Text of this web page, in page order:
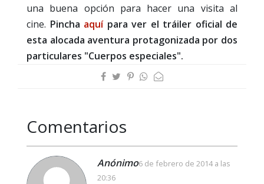
una buena opción para hacer una visita al
cine. Pincha aquí para ver el tráiler oficial de
esta alocada aventura protagonizada por dos
particulares "Cuerpos especiales".
Comentarios
Anónimo6 de febrero de 2014 a las
20:36